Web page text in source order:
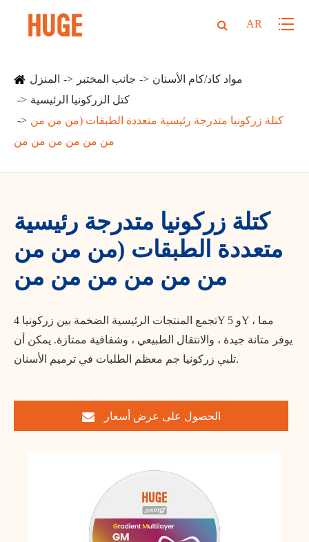
AR
المنزل جانب المختبر
مواد كاد/كام الأسنان
كتل الزركونيا الرئيسية
كتلة زركونيا متدرجة رئيسية متعددة الطبقات (من من من
من من من من من من
كتلة زركونيا متدرجة رئيسية
متعددة الطبقات (من من من
من من من من من من
تجمع المنتجات الرئيسية الضخمة بين زركونيا 4Y و 5Y ، مما
يوفر متانة جيدة ، والانتقال الطبيعي ، وشفافية ممتازة. يمكن أن
تلبي زركونيا جم معظم الطلبات في ترميم الأسنان.
الحصول على عرض أسعار